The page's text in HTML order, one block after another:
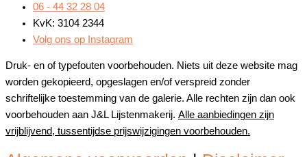
06 - 44 32 28 04
KvK: 3104 2344
Volg ons op Instagram
Druk- en of typefouten voorbehouden. Niets uit deze website mag
worden gekopieerd, opgeslagen en/of verspreid zonder
schriftelijke toestemming van de galerie. Alle rechten zijn dan ook
voorbehouden aan J&L Lijstenmakerij. Alle aanbiedingen zijn
vrijblijvend, tussentijdse prijswijzigingen voorbehouden.